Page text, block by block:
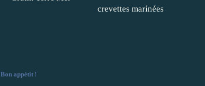
crevettes marinées
Bon appétit !